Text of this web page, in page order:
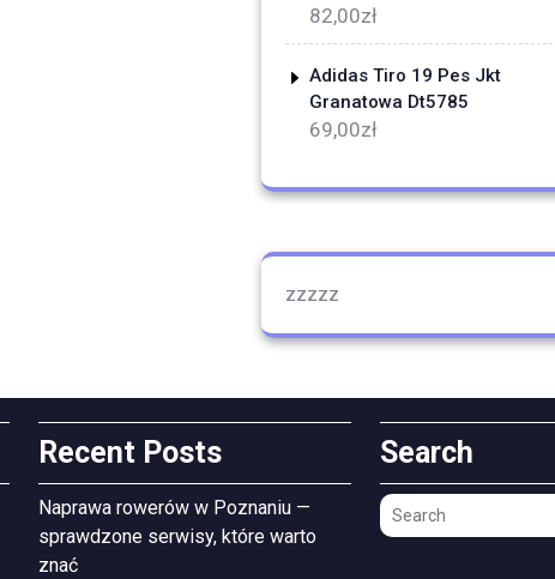
82,00zł
Adidas Tiro 19 Pes Jkt
Granatowa Dt5785
69,00zł
zzzzz
Recent Posts
Naprawa rowerów w Poznaniu —
sprawdzone serwisy, które warto
znać
Search